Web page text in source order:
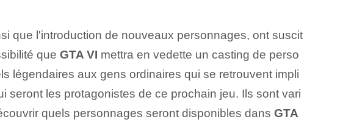
que l'introduction de nouveaux personnages, ont suscit
que GTA VI mettra en vedette un casting de perso
légendaires aux gens ordinaires qui se retrouvent impli
les protagonistes de ce prochain jeu. Ils sont vari
quels personnages seront disponibles dans GTA